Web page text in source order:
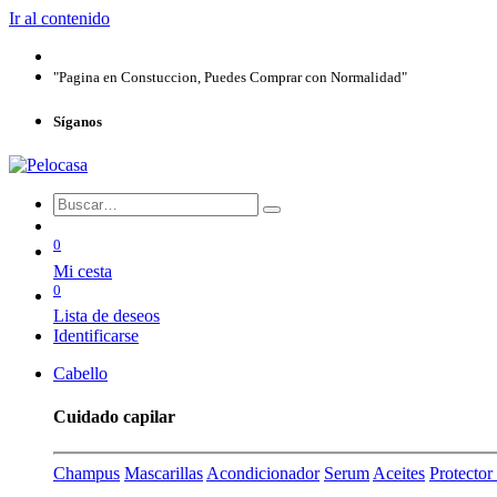
Ir al contenido
"Pagina en Constuccion, Puedes Comprar con Normalidad"
Síganos
0
Mi cesta
0
Lista de deseos
Identificarse
Cabello
Cuidado capilar
Champus Mascarillas Acondicionador Serum Aceites